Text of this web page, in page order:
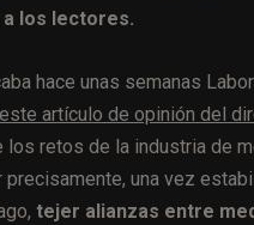
los lectores.
hace unas semanas
artículo de opinión del
los retos de la industria de
precisamente, una vez
tejer alianzas entre